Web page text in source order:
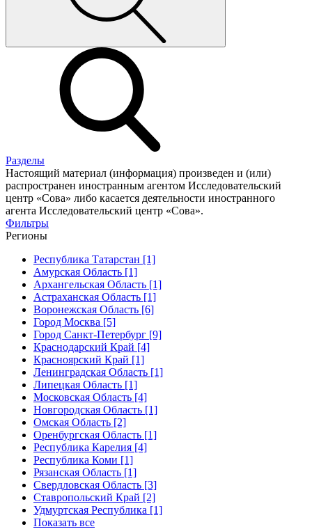
Разделы
Настоящий материал (информация) произведен и (или)
распространен иностранным агентом Исследовательский
центр «Сова» либо касается деятельности иностранного
агента Исследовательский центр «Сова».
Фильтры
Регионы
Республика Татарстан [1]
Амурская Область [1]
Архангельская Область [1]
Астраханская Область [1]
Воронежская Область [6]
Город Москва [5]
Город Санкт-Петербург [9]
Краснодарский Край [4]
Красноярский Край [1]
Ленинградская Область [1]
Липецкая Область [1]
Московская Область [4]
Новгородская Область [1]
Омская Область [2]
Оренбургская Область [1]
Республика Карелия [4]
Республика Коми [1]
Рязанская Область [1]
Свердловская Область [3]
Ставропольский Край [2]
Удмуртская Республика [1]
Показать все